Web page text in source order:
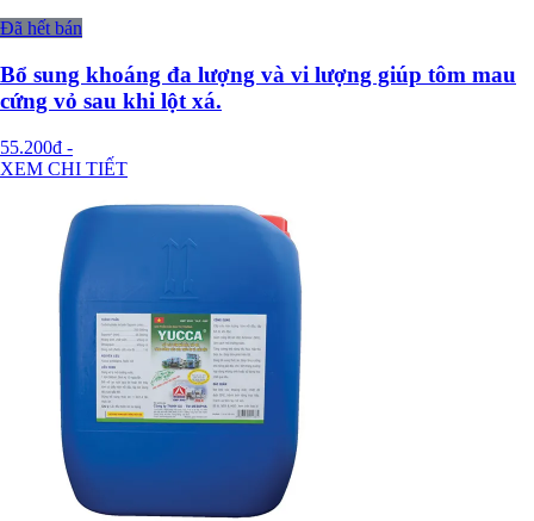
Đã hết bán
Bổ sung khoáng đa lượng và vi lượng giúp tôm mau
cứng vỏ sau khi lột xá.
55.200đ -
XEM CHI TIẾT